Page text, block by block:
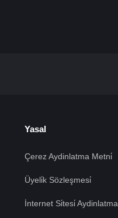
Yasal
Çerez Aydinlatma Metni̇
Üyeli̇k Sözleşmesi̇
İnternet Si̇tesi̇ Aydinlatma